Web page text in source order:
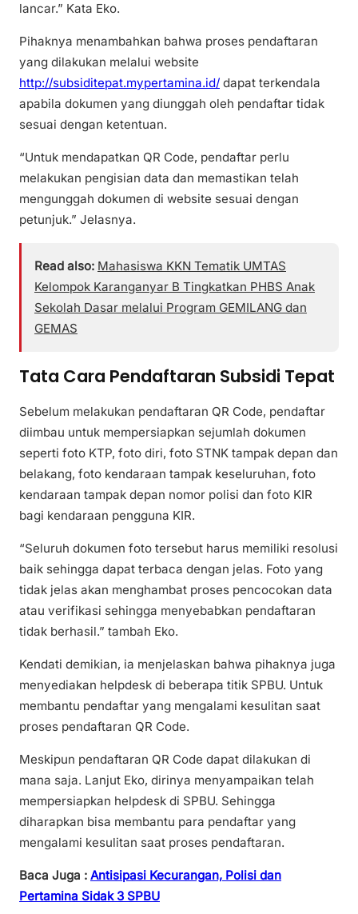
lancar.” Kata Eko.
Pihaknya menambahkan bahwa proses pendaftaran
yang dilakukan melalui website
http://subsiditepat.mypertamina.id/ dapat terkendala
apabila dokumen yang diunggah oleh pendaftar tidak
sesuai dengan ketentuan.
“Untuk mendapatkan QR Code, pendaftar perlu
melakukan pengisian data dan memastikan telah
mengunggah dokumen di website sesuai dengan
petunjuk.” Jelasnya.
Read also: Mahasiswa KKN Tematik UMTAS
Kelompok Karanganyar B Tingkatkan PHBS Anak
Sekolah Dasar melalui Program GEMILANG dan
GEMAS
Tata Cara Pendaftaran Subsidi Tepat
Sebelum melakukan pendaftaran QR Code, pendaftar
diimbau untuk mempersiapkan sejumlah dokumen
seperti foto KTP, foto diri, foto STNK tampak depan dan
belakang, foto kendaraan tampak keseluruhan, foto
kendaraan tampak depan nomor polisi dan foto KIR
bagi kendaraan pengguna KIR.
“Seluruh dokumen foto tersebut harus memiliki resolusi
baik sehingga dapat terbaca dengan jelas. Foto yang
tidak jelas akan menghambat proses pencocokan data
atau verifikasi sehingga menyebabkan pendaftaran
tidak berhasil.” tambah Eko.
Kendati demikian, ia menjelaskan bahwa pihaknya juga
menyediakan helpdesk di beberapa titik SPBU. Untuk
membantu pendaftar yang mengalami kesulitan saat
proses pendaftaran QR Code.
Meskipun pendaftaran QR Code dapat dilakukan di
mana saja. Lanjut Eko, dirinya menyampaikan telah
mempersiapkan helpdesk di SPBU. Sehingga
diharapkan bisa membantu para pendaftar yang
mengalami kesulitan saat proses pendaftaran.
Baca Juga : Antisipasi Kecurangan, Polisi dan
Pertamina Sidak 3 SPBU